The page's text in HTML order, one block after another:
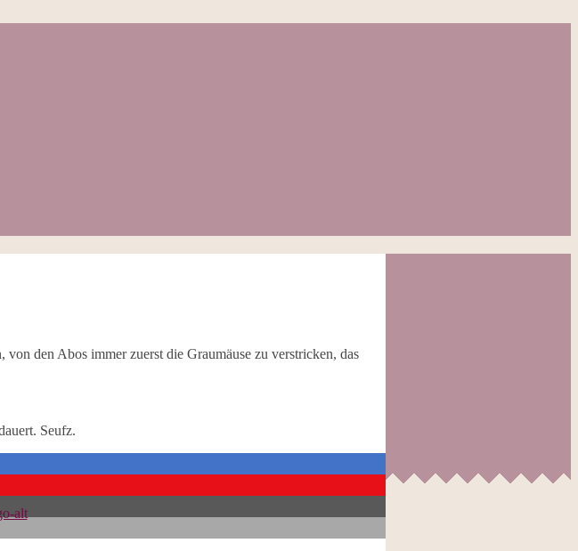
den Abos immer zuerst die Graumäuse zu verstricken, das
Seufz.